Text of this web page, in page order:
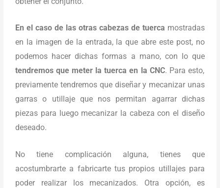
En el caso de las otras cabezas de tuerca mostradas
en la imagen de la entrada, la que abre este post, no
podemos hacer dichas formas a mano, con lo que
tendremos que meter la tuerca en la CNC. Para esto,
previamente tendremos que diseñar y mecanizar unas
garras o utillaje que nos permitan agarrar dichas
piezas para luego mecanizar la cabeza con el diseño
deseado.
No tiene complicación alguna, tienes que
acostumbrarte a fabricarte tus propios utillajes para
poder realizar los mecanizados. Otra opción, es